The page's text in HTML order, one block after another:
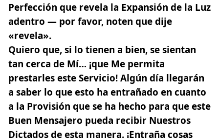
Perfección que revela la Expansión de la Luz
adentro — por favor, noten que dije
«revela».
Quiero que, si lo tienen a bien, se sientan
tan cerca de Mí… ¡que Me permita
prestarles este Servicio! Algún día llegarán
a saber lo que esto ha entrañado en cuanto
a la Provisión que se ha hecho para que este
Buen Mensajero pueda recibir Nuestros
Dictados de esta manera. ¡Entraña cosas